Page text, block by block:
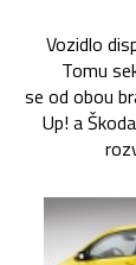
Vozidlo
Tomu
se od obou
Up! a